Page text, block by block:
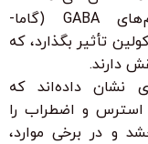
آشواگاندا ممکن است بر سیستم‌های GABA (گاما-
تأثیر بگذارد، که
دارند.
نشان داده‌اند که
استرس و اضطراب را
و در برخی موارد،